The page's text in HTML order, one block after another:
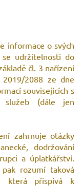
informace o svých
se udržitelnosti do
čl. 3 nařízení
2019/2088 ze dne
souvisejících s
služeb (dále jen
zahrnuje otázky
dodržování
a úplatkářství.
rozumí taková
která přispívá k